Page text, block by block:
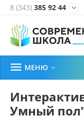
8 (343) 385 92 44 
 МЕНЮ 
Умный